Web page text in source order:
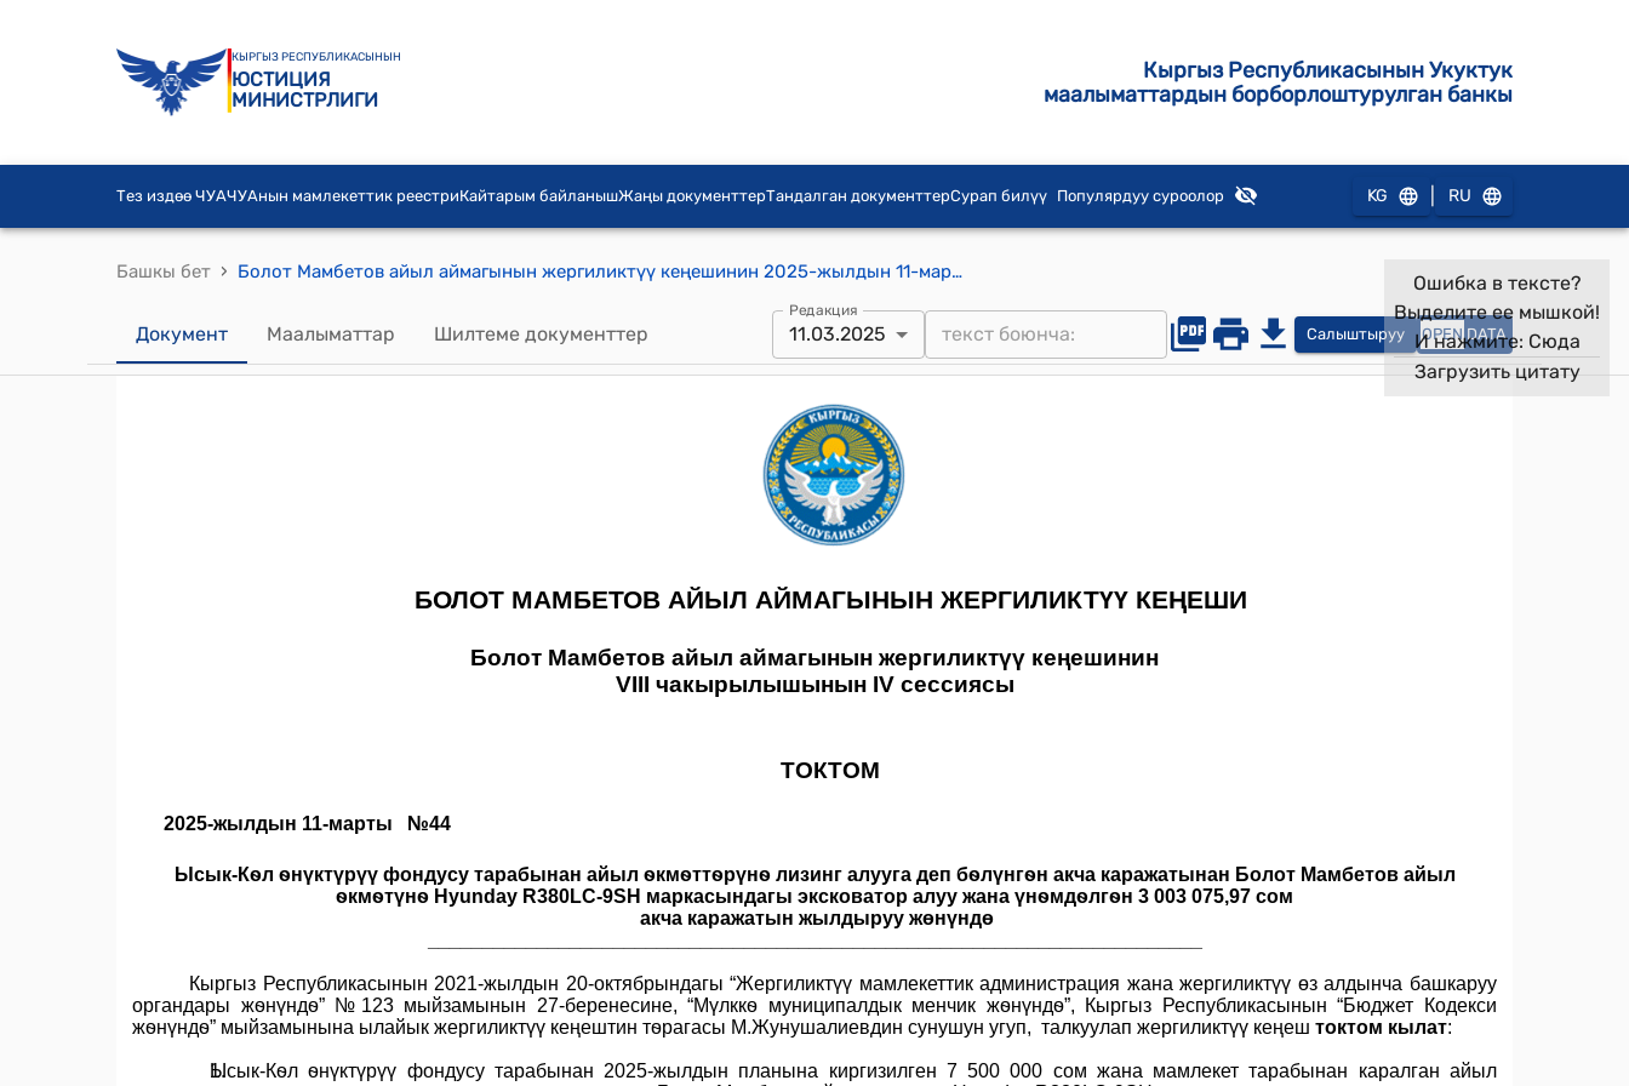
КЫРГЫЗ РЕСПУБЛИКАСЫНЫН
ЮСТИЦИЯ
МИНИСТРЛИГИ
Кыргыз Республикасынын Укуктук
маалыматтардын борборлоштурулган банкы
Тез издөө ЧУАЧУАнын мамлекеттик реестриКайтарым байланышЖаңы документтерТандалган документтерСурап билүү Популярдуу суроолор KG RU
Башкы бет › Болот Мамбетов айыл аймагынын жергиликтүү кеңешинин 2025-жылдын 11-мартындагы №44 "Ысык-Кѳл ѳнүктүрүү фондусу тарабынан айыл ѳкмѳттѳрүнѳ лизинг алууга деп бѳлүнгѳн акча каражатынан Болот Мамбетов айыл ѳкмѳтүнѳ Hyunday R380LC-9SH маркасындагы эксковатор алуу жана үнѳмдѳлгѳн 3 003 075,97 сом акча каражатын жылдыруу жөнүндө" токтому
Документ Маалыматтар Шилтеме документтер
Редакция
11.03.2025 Салыштыруу OPEN DATA
Ошибка в тексте?
Выделите ее мышкой!
И нажмите: Сюда
Загрузить цитату